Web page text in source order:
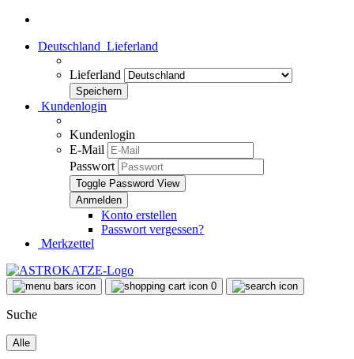
Deutschland Lieferland
Lieferland
Kundenlogin
Kundenlogin
E-Mail
Passwort
Toggle Password View
Konto erstellen
Passwort vergessen?
Merkzettel
0
Suche
Alle